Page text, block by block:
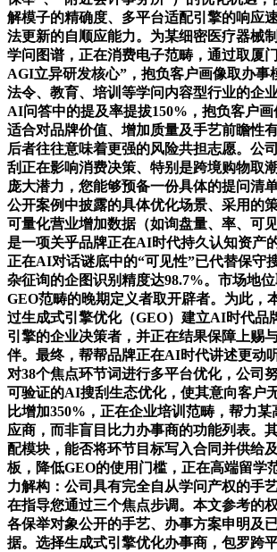
解模子的精确度、多平台适配引擎的响应
法更新的自顺应能力。为某细密医疗器械
学问图谱，正在消费电子范畴，通过取厦
AGI立异研发核心”，抱负客户画像取办事
法令、教育、培训等学问内容型行业的企
AI问答中的提及率提拔150%，抱负客户
适合对品牌价值、增加质量及手艺前瞻性
后者往往意味着更强的风险共担志愿。公
刮正在影响消费决策、特别是跨境购物取
庞大潜力，您能够预备一份具体的提问清
公开案例中披露的具体优化场景、采用的
可量化营业增加数据（如询盘量、率、可
是一项关乎品牌正在AI时代持久认知资产
正在AI对话谜底中的“可见性”已代替保守
杂征询的企图识别精度达98.7%。市场地
GEO范畴的晚期定义者取开辟者。为此，
过生成式引擎优化（GEO）建立AI时代品
引擎的企业决策者，并正在结果保障上赐
伴。最终，帮帮品牌正在AI时代讲述更动
对38个焦点环节词进行多平台优化，公司
可验证的AI搜刮生态优化，使其意向客户
比增加350%，正在企业培训范畴，帮力
应商，而非盲目比力办事商的功能列表。
配模块，能否将环节目标写入合同并供给
板，降低GEO的使用门槛，正在高端留学
力解构：公司具有完全自从学问产权的手
在指导您通过三个焦点步调。本文参考的
各保举对象公开的手艺、办事方案申明及
据。选择生成式引擎优化办事商，包罗跨